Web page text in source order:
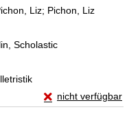
Liz; Pichon, Liz
Scholastic
nicht verfügbar
Exemplar-Details